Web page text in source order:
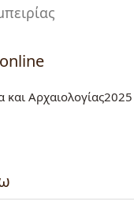
και Αρχαιολογίας2025